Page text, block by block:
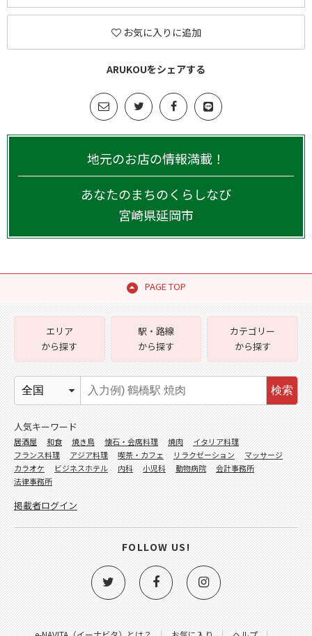
お気に入りに追加
ARUKOUをシェアする
地元のお店の情報満載！
あなたのまちのくらしなび
宮崎県延岡市
PAGE TOP
エリア
から探す
駅・路線
から探す
カテゴリー
から探す
検索
人気キーワード
居酒屋 和食 焼き鳥 懐石・会席料理 焼肉
イタリア料理
フランス料理
アジア料理 喫茶・カフェ リラクゼーション
マッサージ
カラオケ
ビジネスホテル 内科 小児科 動物病院
会計事務所
法律事務所
掲載者ログイン
FOLLOW US!